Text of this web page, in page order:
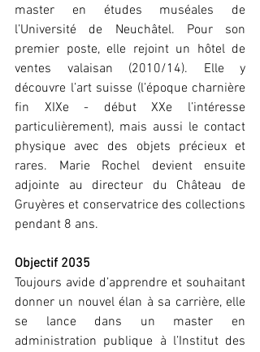
master en études muséales de
l’Université de Neuchâtel. Pour son
premier poste, elle rejoint un hôtel de
ventes valaisan (2010/14). Elle y
découvre l’art suisse (l’époque charnière
fin XIXe - début XXe l’intéresse
particulièrement), mais aussi le contact
physique avec des objets précieux et
rares. Marie Rochel devient ensuite
adjointe au directeur du Château de
Gruyères et conservatrice des collections
pendant 8 ans.
Objectif 2035
Toujours avide d’apprendre et souhaitant
donner un nouvel élan à sa carrière, elle
se lance dans un master en
administration publique à l’Institut des